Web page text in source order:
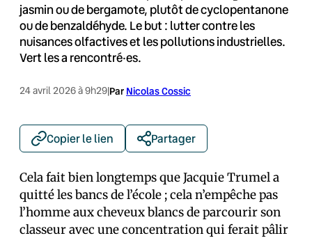
jasmin ou de bergamote, plutôt de cyclopentanone
ou de benzaldéhyde. Le but : lutter contre les
nuisances olfactives et les pollutions industrielles.
Vert les a rencontré·es.
24 avril 2026 à 9h29|Par Nicolas Cossic
Copier le lien Partager
Cela fait bien longtemps que Jacquie Trumel a
quitté les bancs de l’école ; cela n’empêche pas
l’homme aux cheveux blancs de parcourir son
classeur avec une concentration qui ferait pâlir